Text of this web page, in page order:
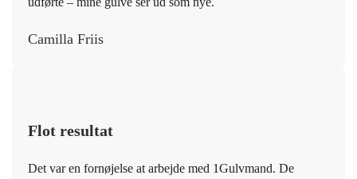
Camilla Friis
Flot resultat
Det var en fornøjelse at arbejde med 1Gulvmand. De